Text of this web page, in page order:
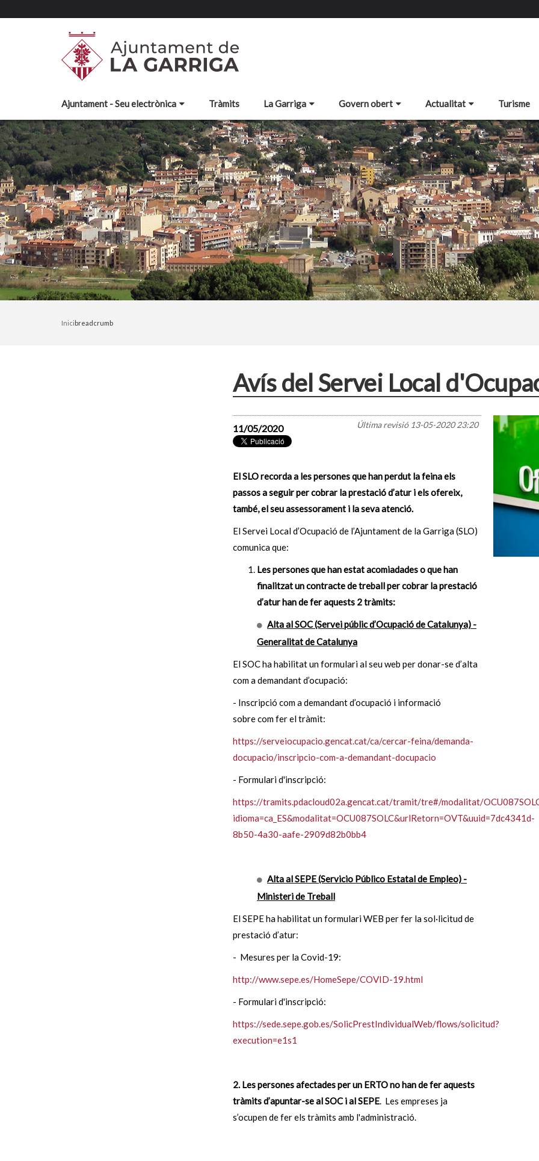
Ajuntament - Seu electrònica Tràmits La Garriga Govern obert Actualitat Turisme
Inicibreadcrumb
Avís del Servei Local
Última revisió 13-05-2020 23:20
11/05/2020
El SLO recorda a les persones que han perdut la feina els
passos a seguir per cobrar la prestació d’atur i els ofereix,
també, el seu assessorament i la seva atenció.
El Servei Local d’Ocupació de l’Ajuntament de la Garriga (SLO)
comunica que:
Les persones que han estat acomiadades o que han
finalitzat un contracte de treball per cobrar la prestació
d’atur han de fer aquests 2 tràmits:
Alta al SOC (Servei públic d’Ocupació de Catalunya) -
Generalitat de Catalunya
El SOC ha habilitat un formulari al seu web per donar-se d’alta
com a demandant d’ocupació:
- Inscripció com a demandant d’ocupació i informació
sobre com fer el tràmit:
https://serveiocupacio.gencat.cat/ca/cercar-feina/demanda-
docupacio/inscripcio-com-a-demandant-docupacio
- Formulari d'inscripció:
https://tramits.pdacloud02a.gencat.cat/tramit/tre#/modalitat/
idioma=ca_ES&modalitat=OCU087SOLC&urlRetorn=OVT&uuid=7dc4341d-
8b50-4a30-aafe-2909d82b0bb4
Alta al SEPE (Servicio Público Estatal de Empleo) -
Ministeri de Treball
El SEPE ha habilitat un formulari WEB per fer la sol·licitud de
prestació d’atur:
- Mesures per la Covid-19:
http://www.sepe.es/HomeSepe/COVID-19.html
- Formulari d'inscripció:
https://sede.sepe.gob.es/SolicPrestIndividualWeb/flows/solicitud?
execution=e1s1
2. Les persones afectadesper un ERTO no han de fer aquests
tràmits d’apuntar-se al SOC i al SEPE. Les empreses ja
s’ocupen de fer els tràmits amb l'administració.